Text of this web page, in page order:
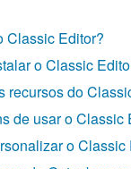
Classic Editor?
o Classic
recursos do
de usar o Classic
o Classic